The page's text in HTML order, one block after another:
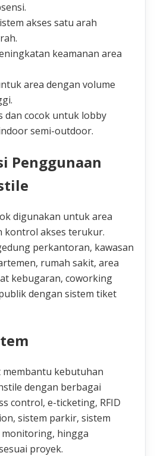
akses satu arah
keamanan area
area dengan volume
dan cocok untuk lobby
semi-outdoor.
Penggunaan
digunakan untuk area
kontrol akses terukur.
perkantoran, kawasan
rumah sakit, area
kebugaran, coworking
dengan sistem tiket
membantu kebutuhan
dengan berbagai
control, e-ticketing, RFID
sistem parkir, sistem
hingga
proyek.